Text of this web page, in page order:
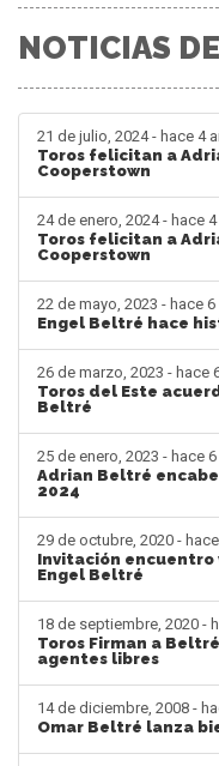
NOTICIAS
21 de julio, 2024 - hace 4
Toros felicitan a
Cooperstown
24 de enero, 2024 - hace
Toros felicitan a
Cooperstown
22 de mayo, 2023 - hace
Engel Beltré hace
26 de marzo, 2023 - hace
Toros del Este
Beltré
25 de enero, 2023 - hace
Adrian Beltré
2024
29 de octubre, 2020 -
Invitación encuentro
Engel Beltré
18 de septiembre, 2020 -
Toros Firman a
agentes libres
14 de diciembre, 2008 -
Omar Beltré lanza